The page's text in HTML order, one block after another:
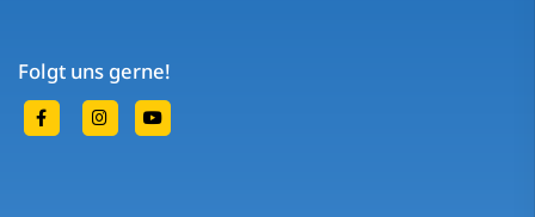
Folgt uns gerne!